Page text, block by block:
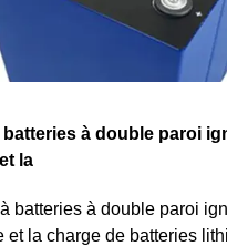
à double paroi
la
batteries à double paroi
et la charge de batteries